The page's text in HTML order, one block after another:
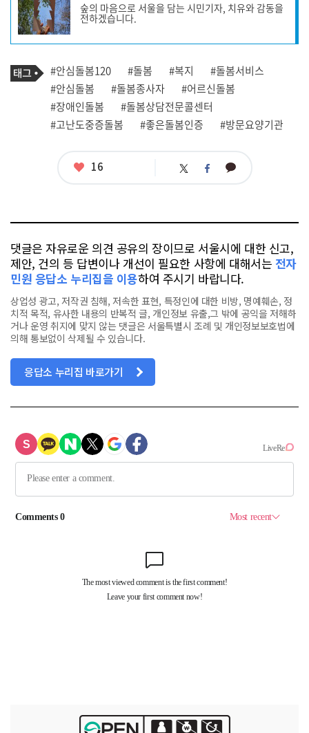
작
성
자
프
필
숲의 마음으로 서울을 담는 시민기자, 치유와 감동을
전하겠습니다.
기
사
관
련
태
그
태
그
#안심돌봄120 #돌봄 #복지
#돌봄서비스
#안심돌봄
#돌봄종사자
#어르신돌봄
#장애인돌봄
#돌봄상담전문콜센터
#고난도중증돌봄
#좋은돌봄인증 #방문요양기관
좋
16 트 페 카
댓글은 자유로운 의견 공유의 장이므로 서울시에 대한 신고,
제안, 건의 등 답변이나 개선이 필요한 사항에 대해서는 전자
민원 응답소 누리집을 이용하여 주시기 바랍니다.
상업성 광고, 저작권 침해, 저속한 표현, 특정인에 대한 비방, 명예훼손, 정
치적 목적, 유사한 내용의 반복적 글, 개인정보 유출,그 밖에 공익을 저해하
거나 운영 취지에 맞지 않는 댓글은 서울특별시 조례 및 개인정보보호법에
의해 통보없이 삭제될 수 있습니다.
응답소 누리집 바로가기